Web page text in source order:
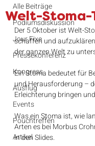
Alle Beiträge
Podiumsdiskussion
Jour Fixe
Pressekonferenz
Kongress
Ausflug
Events
Pouchtreffen
Artikel
Welt-Stoma-
Der 5 Oktober ist Welt-
schaffen und
der ganzen Welt zu
Ein Stoma bedeutet für
und Herausforderung –
Erleichterung bringen
Was ein Stoma ist, wie
Arten es bei Morbus
in den Slides.